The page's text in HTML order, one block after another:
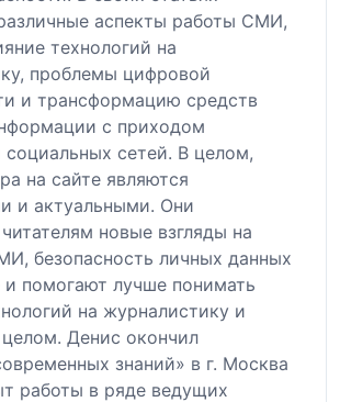
аспекты работы СМИ,
технологий на
проблемы цифровой
и трансформацию средств
с приходом
социальных сетей. В целом,
на сайте являются
и актуальными. Они
новые взгляды на
безопасность личных данных
и помогают лучше понимать
на журналистику и
Денис окончил
знаний» в г. Москва
работы в ряде ведущих